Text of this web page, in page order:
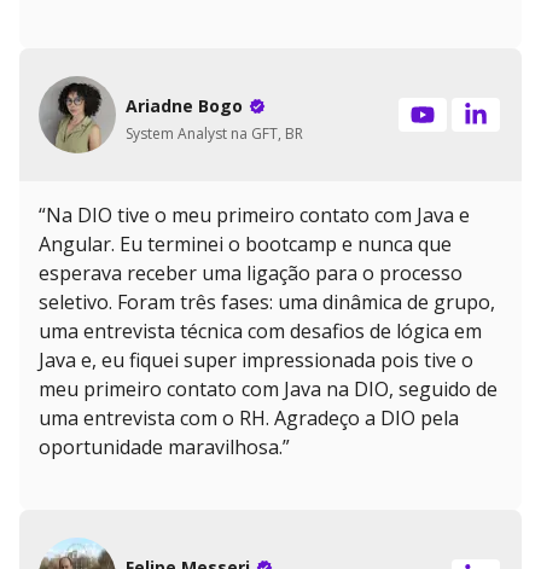
Ariadne Bogo
System Analyst na GFT, BR
“Na DIO tive o meu primeiro contato com Java e
Angular. Eu terminei o bootcamp e nunca que
esperava receber uma ligação para o processo
seletivo. Foram três fases: uma dinâmica de grupo,
uma entrevista técnica com desafios de lógica em
Java e, eu fiquei super impressionada pois tive o
meu primeiro contato com Java na DIO, seguido de
uma entrevista com o RH. Agradeço a DIO pela
oportunidade maravilhosa.”